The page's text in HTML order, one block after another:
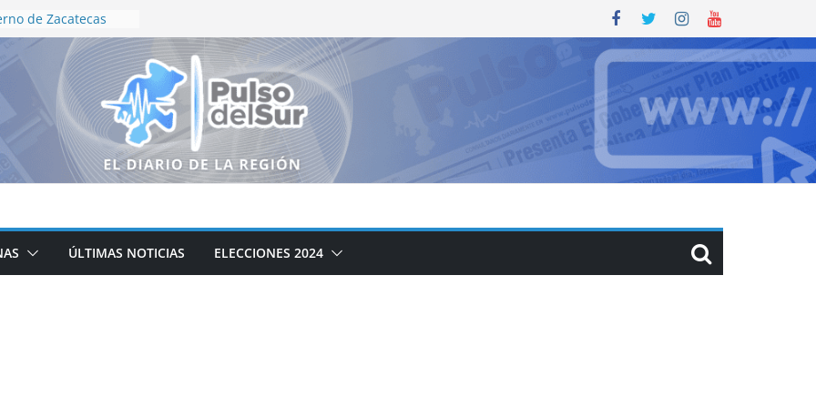
de Zacatecas
de conformación
es importante
diarreicas
de Zacatecas
de personas
en
para Feria
DE SALUD: ULISES
ÚLTIMAS NOTICIAS ELECCIONES 2024